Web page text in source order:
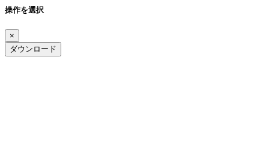
操作を選択
×
ダウンロード